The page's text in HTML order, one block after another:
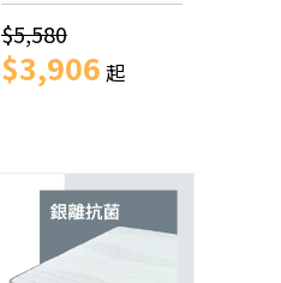
$5,580
$3,906 起